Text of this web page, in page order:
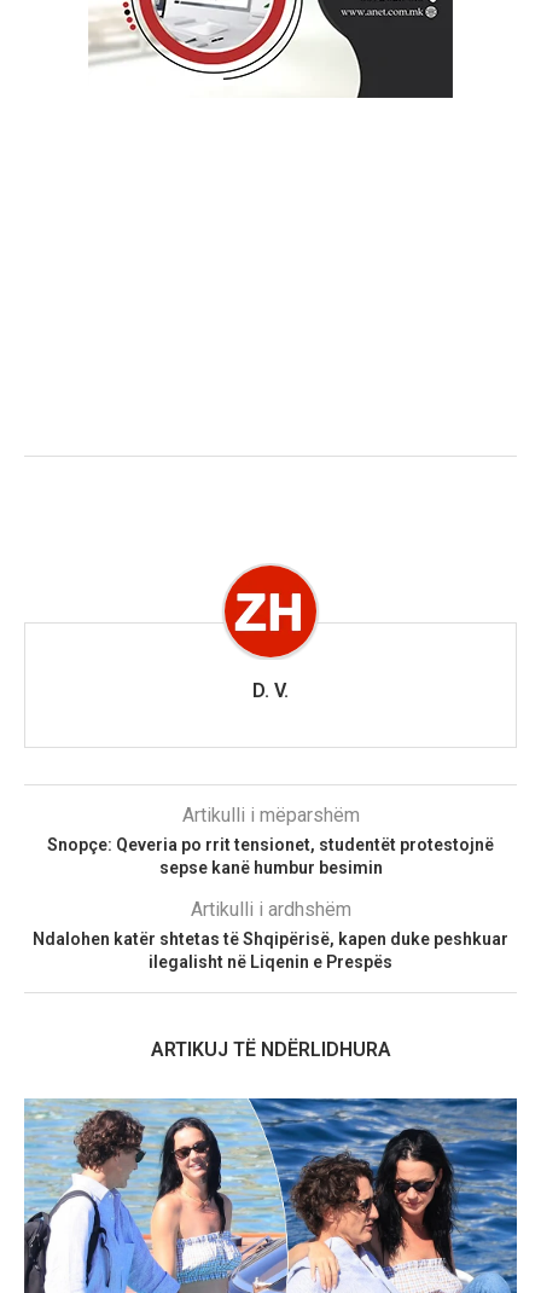
D. V.
Artikulli i mëparshëm
Snopçe: Qeveria po rrit tensionet, studentët protestojnë
sepse kanë humbur besimin
Artikulli i ardhshëm
Ndalohen katër shtetas të Shqipërisë, kapen duke peshkuar
ilegalisht në Liqenin e Prespës
ARTIKUJ TË NDËRLIDHURA